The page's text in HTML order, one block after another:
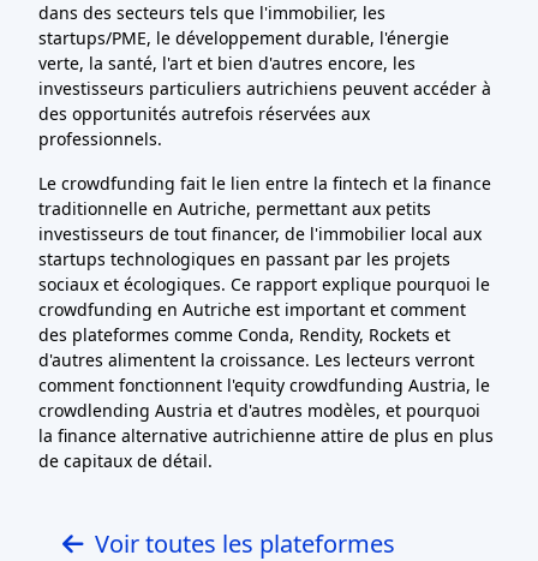
dans des secteurs tels que l'immobilier, les
startups/PME, le développement durable, l'énergie
verte, la santé, l'art et bien d'autres encore, les
investisseurs particuliers autrichiens peuvent accéder à
des opportunités autrefois réservées aux
professionnels.
Le crowdfunding fait le lien entre la fintech et la finance
traditionnelle en Autriche, permettant aux petits
investisseurs de tout financer, de l'immobilier local aux
startups technologiques en passant par les projets
sociaux et écologiques. Ce rapport explique pourquoi le
crowdfunding en Autriche est important et comment
des plateformes comme Conda, Rendity, Rockets et
d'autres alimentent la croissance. Les lecteurs verront
comment fonctionnent l'equity crowdfunding Austria, le
crowdlending Austria et d'autres modèles, et pourquoi
la finance alternative autrichienne attire de plus en plus
de capitaux de détail.
Voir toutes les plateformes